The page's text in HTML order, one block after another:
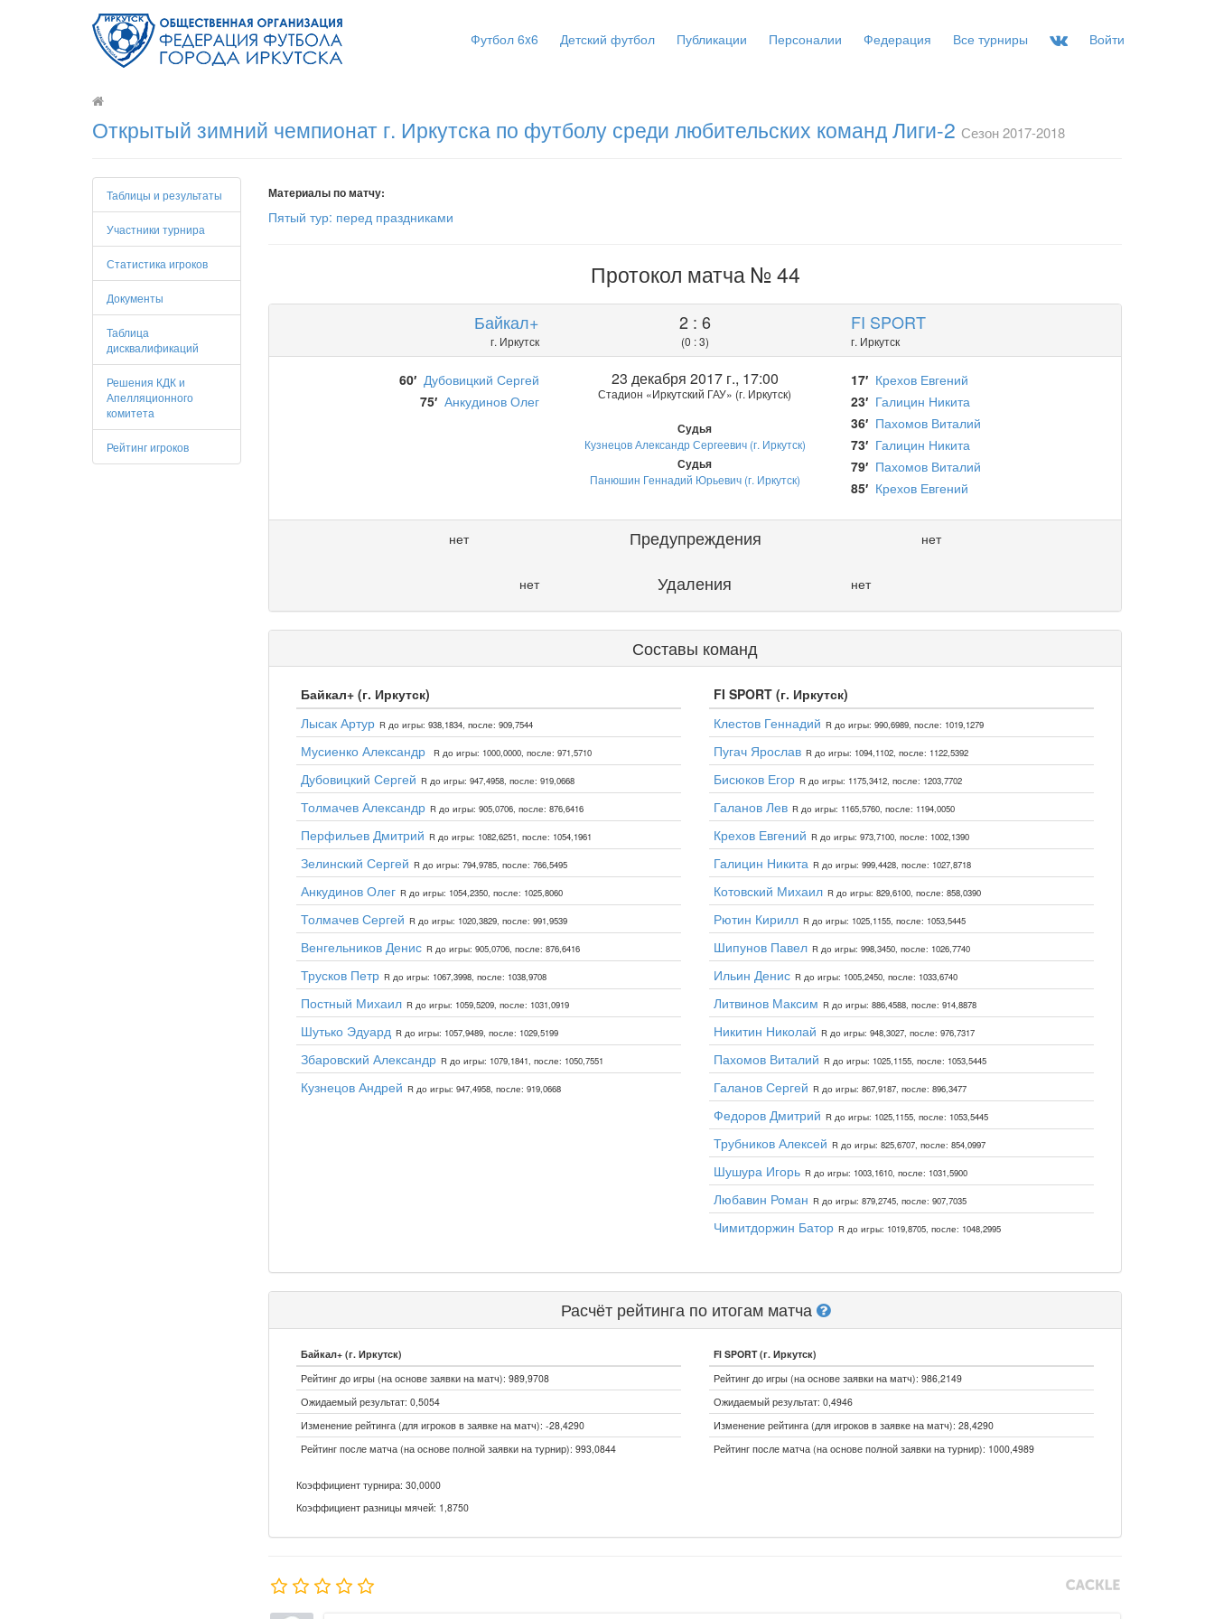
Футбол 6x6 Детский футбол Публикации Персоналии Федерация Все турниры Войти
Открытый зимний чемпионат г. Иркутска по футболу среди любительских команд Лиги-2 Сезон 2017-2018
Таблицы и результаты
Участники турнира
Статистика игроков
Документы
Таблица
дисквалификаций
Решения КДК и
Апелляционного
комитета
Рейтинг игроков
Материалы по матчу:
Пятый тур: перед праздниками
Протокол матча № 44
Байкал+
г. Иркутск
2 : 6
(0 : 3)
FI SPORT
г. Иркутск
60′ Дубовицкий Сергей
75′ Анкудинов Олег
23 декабря 2017 г., 17:00
Стадион «Иркутский ГАУ» (г. Иркутск)
Судья
Кузнецов Александр Сергеевич (г. Иркутск)
Судья
Панюшин Геннадий Юрьевич (г. Иркутск)
17′ Крехов Евгений
23′ Галицин Никита
36′ Пахомов Виталий
73′ Галицин Никита
79′ Пахомов Виталий
85′ Крехов Евгений
нет Предупреждения нет
нет Удаления нет
Составы команд
Байкал+ (г. Иркутск)
Лысак Артур R до игры: 938,1834, после: 909,7544
Мусиенко Александр R до игры: 1000,0000, после: 971,5710
Дубовицкий Сергей R до игры: 947,4958, после: 919,0668
Толмачев Александр R до игры: 905,0706, после: 876,6416
Перфильев Дмитрий R до игры: 1082,6251, после: 1054,1961
Зелинский Сергей R до игры: 794,9785, после: 766,5495
Анкудинов Олег R до игры: 1054,2350, после: 1025,8060
Толмачев Сергей R до игры: 1020,3829, после: 991,9539
Венгельников Денис R до игры: 905,0706, после: 876,6416
Трусков Петр R до игры: 1067,3998, после: 1038,9708
Постный Михаил R до игры: 1059,5209, после: 1031,0919
Шутько Эдуард R до игры: 1057,9489, после: 1029,5199
Збаровский Александр R до игры: 1079,1841, после: 1050,7551
Кузнецов Андрей R до игры: 947,4958, после: 919,0668
FI SPORT (г. Иркутск)
Клестов Геннадий R до игры: 990,6989, после: 1019,1279
Пугач Ярослав R до игры: 1094,1102, после: 1122,5392
Бисюков Егор R до игры: 1175,3412, после: 1203,7702
Галанов Лев R до игры: 1165,5760, после: 1194,0050
Крехов Евгений R до игры: 973,7100, после: 1002,1390
Галицин Никита R до игры: 999,4428, после: 1027,8718
Котовский Михаил R до игры: 829,6100, после: 858,0390
Рютин Кирилл R до игры: 1025,1155, после: 1053,5445
Шипунов Павел R до игры: 998,3450, после: 1026,7740
Ильин Денис R до игры: 1005,2450, после: 1033,6740
Литвинов Максим R до игры: 886,4588, после: 914,8878
Никитин Николай R до игры: 948,3027, после: 976,7317
Пахомов Виталий R до игры: 1025,1155, после: 1053,5445
Галанов Сергей R до игры: 867,9187, после: 896,3477
Федоров Дмитрий R до игры: 1025,1155, после: 1053,5445
Трубников Алексей R до игры: 825,6707, после: 854,0997
Шушура Игорь R до игры: 1003,1610, после: 1031,5900
Любавин Роман R до игры: 879,2745, после: 907,7035
Чимитдоржин Батор R до игры: 1019,8705, после: 1048,2995
Расчёт рейтинга по итогам матча
Байкал+ (г. Иркутск)
Рейтинг до игры (на основе заявки на матч): 989,9708
Ожидаемый результат: 0,5054
Изменение рейтинга (для игроков в заявке на матч): -28,4290
Рейтинг после матча (на основе полной заявки на турнир): 993,0844
FI SPORT (г. Иркутск)
Рейтинг до игры (на основе заявки на матч): 986,2149
Ожидаемый результат: 0,4946
Изменение рейтинга (для игроков в заявке на матч): 28,4290
Рейтинг после матча (на основе полной заявки на турнир): 1000,4989
Коэффициент турнира: 30,0000
Коэффициент разницы мячей: 1,8750